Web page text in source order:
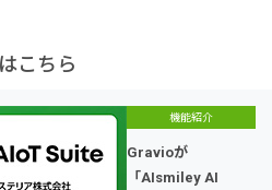
こちら
機能紹介
Gravioが
「AIsmiley AI